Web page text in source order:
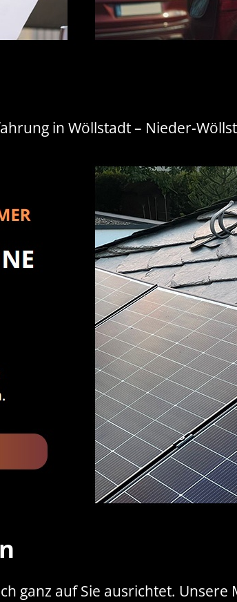
in Wöllstadt – Nieder-
ganz auf Sie ausrichtet.